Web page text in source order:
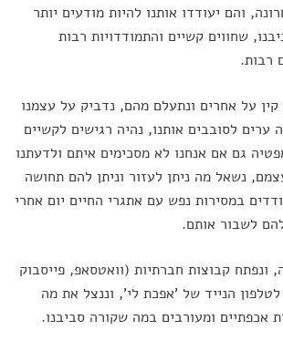
והם יעודדו אותנו להיות מודעים יותר
שחווים קשיים והתמודדויות רבות
רבות.
על אחרים ונתעלם מהם, נדביק על עצמנו
ערים לסובבים אותנו, נהיה רגישים לקשיים
גם אם אנחנו לא מסכימים איתם ולדעתנו
נשאל מה ניתן לעזור וניתן להם תחושה
במסירות נפש עם אתגרי החיים יום אחרי
לשבור אותם.
ונפתח קבוצות חברתיות (וואטסאפ, פייסבוק
לטלפון הנייד של 'אפכת לי', וננצל את מה
אכפתיים ומעורבים במה שקורה סביבנו.